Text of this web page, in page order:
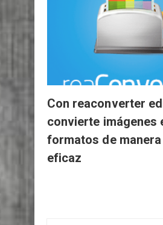
Con reaconverter
convierte imágenes
formatos de
eficaz